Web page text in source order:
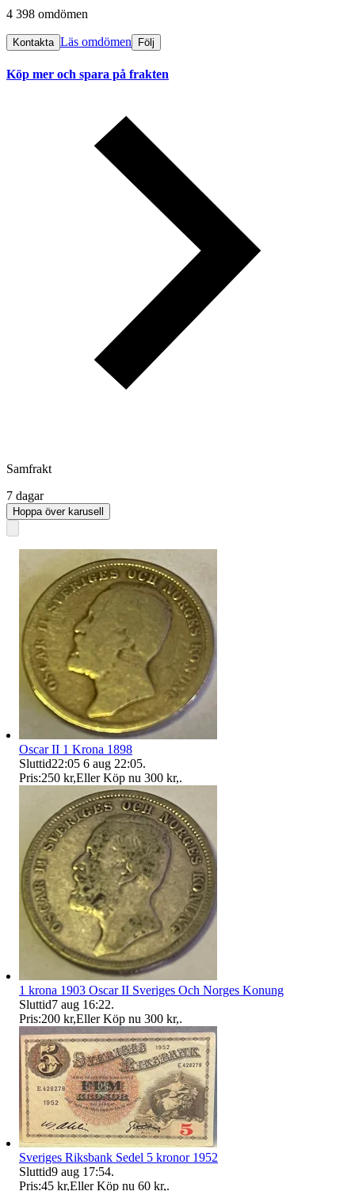
4 398 omdömen
Kontakta Läs omdömen Följ
Köp mer och spara på frakten
Samfrakt
7 dagar
Hoppa över karusell
Oscar II 1 Krona 1898
Sluttid22:05 6 aug 22:05.
Pris:250 kr,Eller Köp nu 300 kr,.
1 krona 1903 Oscar II Sveriges Och Norges Konung
Sluttid7 aug 16:22.
Pris:200 kr,Eller Köp nu 300 kr,.
Sveriges Riksbank Sedel 5 kronor 1952
Sluttid9 aug 17:54.
Pris:45 kr,Eller Köp nu 60 kr,.